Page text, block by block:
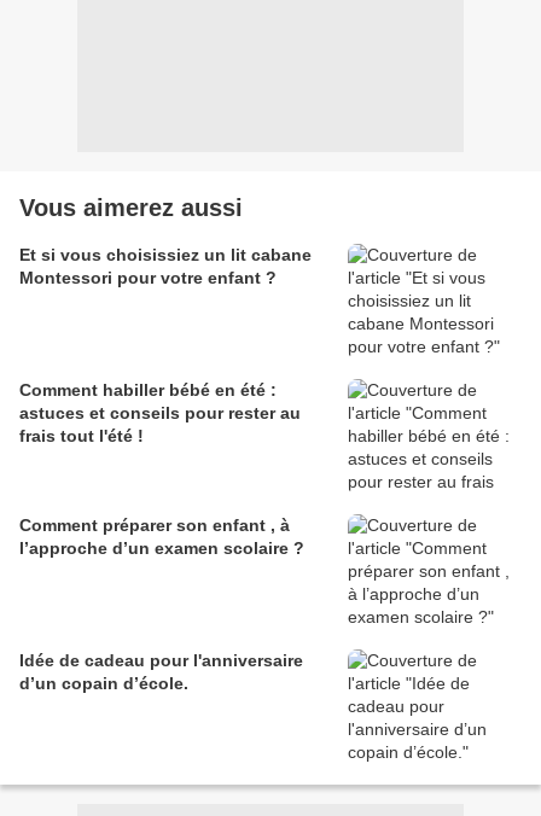
Vous aimerez aussi
Et si vous choisissiez un lit cabane
Montessori pour votre enfant ?
Comment habiller bébé en été :
astuces et conseils pour rester au
frais tout l'été !
Comment préparer son enfant , à
l’approche d’un examen scolaire ?
Idée de cadeau pour l'anniversaire
d’un copain d’école.